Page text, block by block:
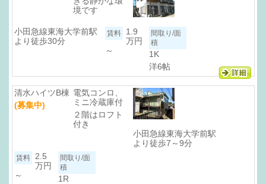
境です
小田急線東海大学前駅
より徒歩30分
1.9
万円
～
1K
洋6帖
清水ハイツB棟
(募集中)
電気コンロ、
ミニ冷蔵庫付
２階はロフト
付き
小田急線東海大学前駅
より徒歩7～9分
2.5
万円
～
1R